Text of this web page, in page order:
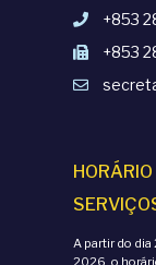
+853
+853
A partir do